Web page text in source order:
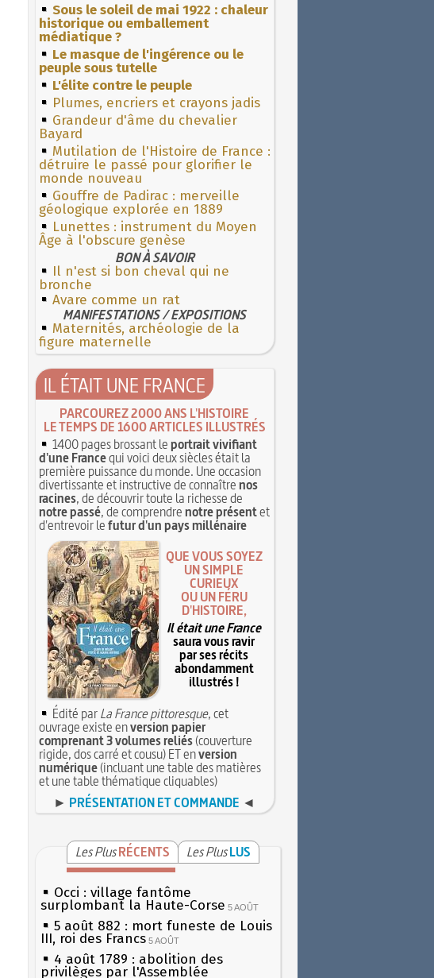
Sous le soleil de mai 1922 : chaleur
historique ou emballement
médiatique ?
Le masque de l'ingérence ou le
peuple sous tutelle
L'élite contre le peuple
Plumes, encriers et crayons jadis
Grandeur d'âme du chevalier
Bayard
Mutilation de l'Histoire de France :
détruire le passé pour glorifier le
monde nouveau
Gouffre de Padirac : merveille
géologique explorée en 1889
Lunettes : instrument du Moyen
Âge à l'obscure genèse
BON À SAVOIR
Il n'est si bon cheval qui ne
bronche
Avare comme un rat
MANIFESTATIONS / EXPOSITIONS
Maternités, archéologie de la
figure maternelle
IL ÉTAIT UNE FRANCE
PARCOUREZ 2000 ANS L'HISTOIRE
LE TEMPS DE 1600 ARTICLES ILLUSTRÉS
1400 pages brossant leportrait vivifiant
d'une Francequi voici deux siècles était la
première puissance du monde. Une occasion
divertissante et instructive de connaîtrenos
racines, de découvrir toute la richesse de
notre passé, de comprendrenotre présentet
d'entrevoir lefutur d'un pays millénaire
QUE VOUS SOYEZ
UN SIMPLE
CURIEUX
OU UN FÉRU
D'HISTOIRE,
Il était une France
saura vous ravir
par ses récits
abondamment
illustrés !
Édité parLa France pittoresque, cet
ouvrage existe enversion papier
comprenant 3 volumes reliés(couverture
rigide, dos carré et cousu) ET enversion
numérique(incluant une table des matières
et une table thématique cliquables)
► PRÉSENTATION ET COMMANDE ◄
Les Plus RÉCENTS Les Plus LUS
Occi : village fantôme
surplombant la Haute-Corse 5 AOÛT
5 août 882 : mort funeste de Louis
III, roi des Francs 5 AOÛT
4 août 1789 : abolition des
privilèges par l'Assemblée